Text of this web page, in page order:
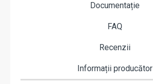
Documentație
FAQ
Recenzii
Informații producător